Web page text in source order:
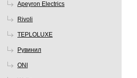
Apeyron Electrics
Rivoli
TEPLOLUXE
Рувинил
ONI